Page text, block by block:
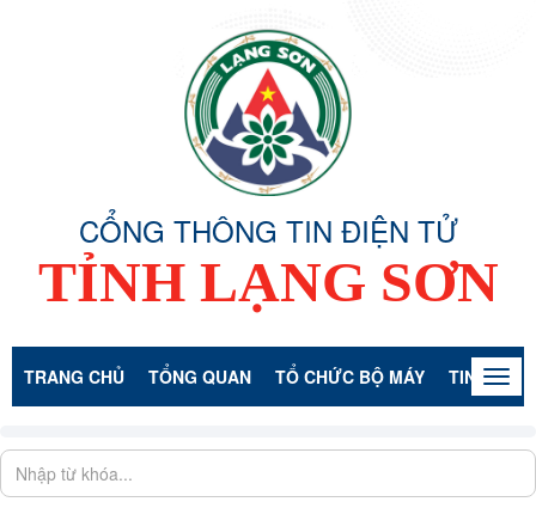
CỔNG THÔNG TIN ĐIỆN TỬ
TỈNH LẠNG SƠN
TRANG CHỦ TỔNG QUAN TỔ CHỨC BỘ MÁY TIN TỨC -